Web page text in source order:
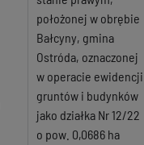
położonej w obrębie
Bałcyny, gmina
Ostróda, oznaczonej
w operacie ewidencji
gruntów i budynków
jako działka Nr 12/22
o pow. 0,0686 ha